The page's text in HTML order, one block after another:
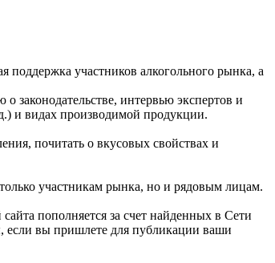
участников алкогольного рынка, а
законодательстве, интервью экспертов и
и видах производимой продукции.
почитать о вкусовых свойствах и
участникам рынка, но и рядовым лицам.
пополняется за счет найденных в Сети
если вы пришлете для публикации ваши